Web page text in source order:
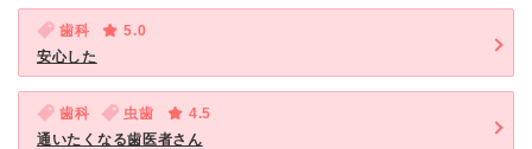
歯科
5.0
安心した
歯科 虫歯
4.5
通いたくなる歯医者さん